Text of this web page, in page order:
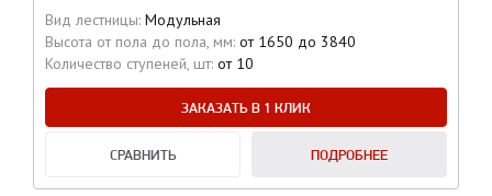
Вид лестницы: Модульная
Высота от пола до пола, мм: от 1650 до 3840
Количество ступеней, шт: от 10
ЗАКАЗАТЬ В 1 КЛИК
СРАВНИТЬ ПОДРОБНЕЕ